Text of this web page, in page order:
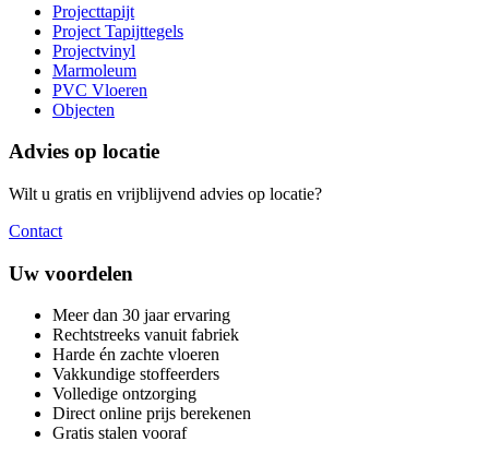
Projecttapijt
Project Tapijttegels
Projectvinyl
Marmoleum
PVC Vloeren
Objecten
Advies op locatie
Wilt u gratis en vrijblijvend advies op locatie?
Contact
Uw voordelen
Meer dan 30 jaar ervaring
Rechtstreeks vanuit fabriek
Harde én zachte vloeren
Vakkundige stoffeerders
Volledige ontzorging
Direct online prijs berekenen
Gratis stalen vooraf